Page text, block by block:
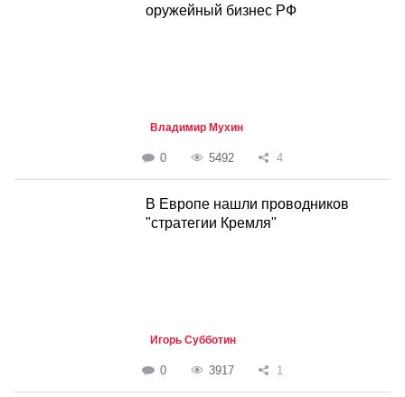
оружейный бизнес РФ
Владимир Мухин
0 5492 4
В Европе нашли проводников
"стратегии Кремля"
Игорь Субботин
0 3917 1